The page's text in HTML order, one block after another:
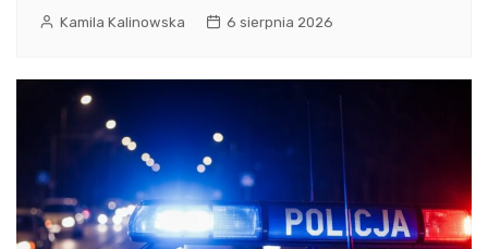
Kamila Kalinowska 6 sierpnia 2026